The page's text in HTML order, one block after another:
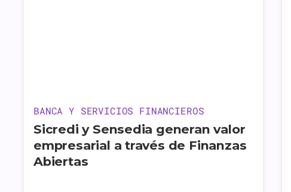
BANCA Y SERVICIOS FINANCIEROS
Sicredi y Sensedia generan valor
empresarial a través de Finanzas
Abiertas